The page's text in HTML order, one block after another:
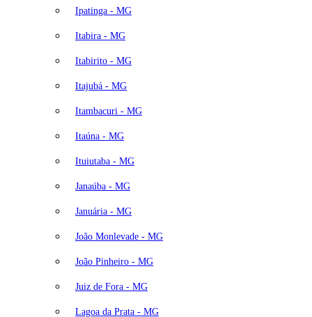
Ipatinga - MG
Itabira - MG
Itabirito - MG
Itajubá - MG
Itambacuri - MG
Itaúna - MG
Ituiutaba - MG
Janaúba - MG
Januária - MG
João Monlevade - MG
João Pinheiro - MG
Juiz de Fora - MG
Lagoa da Prata - MG